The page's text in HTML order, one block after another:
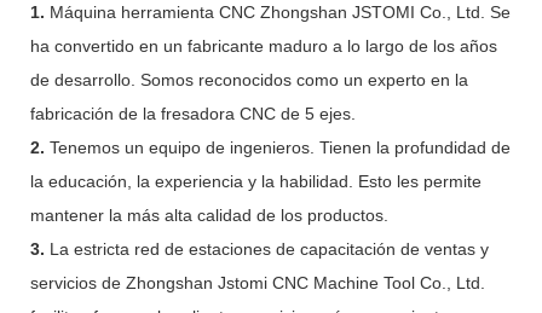
1. Máquina herramienta CNC Zhongshan JSTOMI Co., Ltd. Se
ha convertido en un fabricante maduro a lo largo de los años
de desarrollo. Somos reconocidos como un experto en la
fabricación de la fresadora CNC de 5 ejes.
2. Tenemos un equipo de ingenieros. Tienen la profundidad de
la educación, la experiencia y la habilidad. Esto les permite
mantener la más alta calidad de los productos.
3. La estricta red de estaciones de capacitación de ventas y
servicios de Zhongshan Jstomi CNC Machine Tool Co., Ltd.